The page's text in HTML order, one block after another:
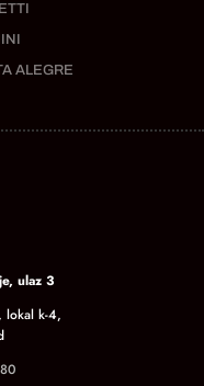
ALEGRE
ulaz 3
lokal k-4,